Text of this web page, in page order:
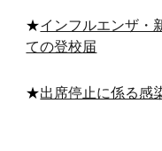
★インフルエンザ・
ての登校届
★出席停止に係る感